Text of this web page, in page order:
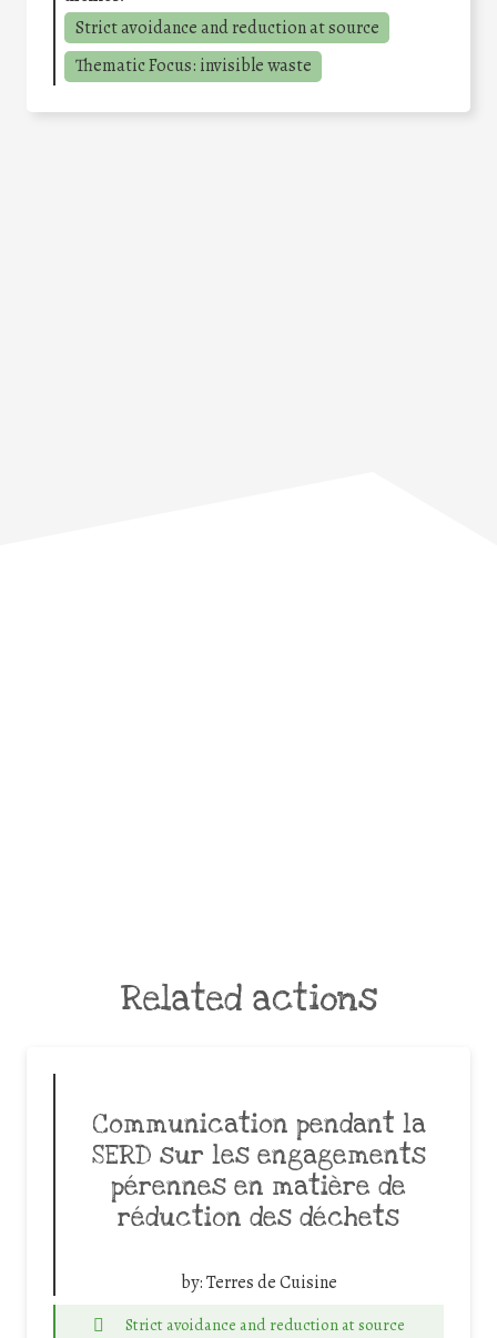
Strict avoidance and reduction at source
Thematic Focus: invisible waste
Related actions
Communication pendant la
SERD sur les engagements
pérennes en matière de
réduction des déchets
by:Terres de Cuisine
Strict avoidance and reduction at source